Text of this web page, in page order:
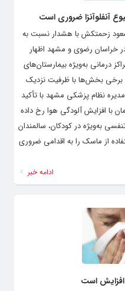
آنفلوآنزا ضروری است
زحمتکش با هشدار نسبت به
در خراسان رضوی و مشهد اظهار
درمانی به‌ویژه بیمارستان‌های
و برخی بخش‌ها با ظرفیت نزدیک
نظام پزشکی مشهد با تأکید
با افزایش آلودگی هوا رخ داده
به‌ویژه در کودکان، سالمندان
از ماسک را به اقدامی ضروری
ادامه خبر
افزایش است